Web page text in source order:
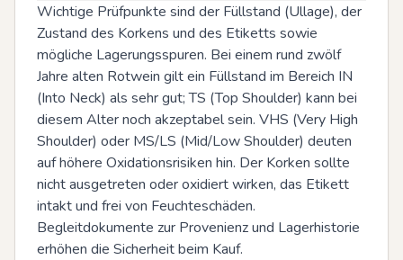
Wichtige Prüfpunkte sind der Füllstand (Ullage), der
Zustand des Korkens und des Etiketts sowie
mögliche Lagerungsspuren. Bei einem rund zwölf
Jahre alten Rotwein gilt ein Füllstand im Bereich IN
(Into Neck) als sehr gut; TS (Top Shoulder) kann bei
diesem Alter noch akzeptabel sein. VHS (Very High
Shoulder) oder MS/LS (Mid/Low Shoulder) deuten
auf höhere Oxidationsrisiken hin. Der Korken sollte
nicht ausgetreten oder oxidiert wirken, das Etikett
intakt und frei von Feuchteschäden.
Begleitdokumente zur Provenienz und Lagerhistorie
erhöhen die Sicherheit beim Kauf.